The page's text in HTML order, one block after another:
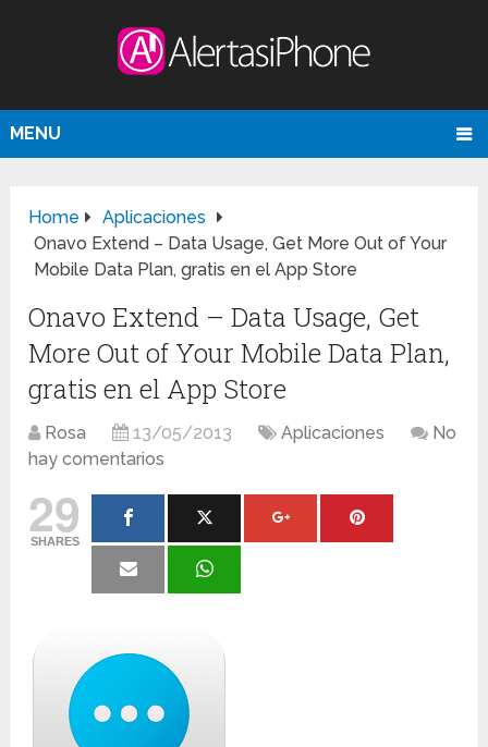
MENU
Home
Aplicaciones
Onavo Extend – Data Usage, Get More Out of Your
Mobile Data Plan, gratis en el App Store
Onavo Extend – Data Usage, Get
More Out of Your Mobile Data Plan,
gratis en el App Store
Rosa 13/05/2013 Aplicaciones
No
hay comentarios
29
SHARES